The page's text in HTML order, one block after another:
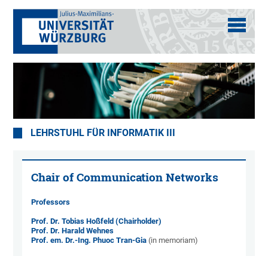
LEHRSTUHL FÜR INFORMATIK III
Chair of Communication Networks
Professors
Prof. Dr. Tobias Hoßfeld (Chairholder)
Prof. Dr. Harald Wehnes
Prof. em. Dr.-Ing. Phuoc Tran-Gia (in memoriam)